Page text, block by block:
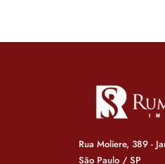
Rua Moliere, 389 -
São Paulo / SP